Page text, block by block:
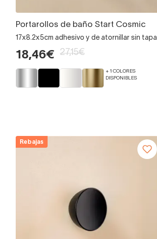
Portarollos de baño Start Cosmic
17x8.2x5cm adhesivo y de atornillar sin tapa
18,46€ 27,15€
+ 1 COLORES
DISPONIBLES
Rebajas